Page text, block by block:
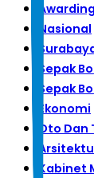
Awarding
Nasional
Sepak
Sepak
Ekonomi
Oto Dan
Kabinet